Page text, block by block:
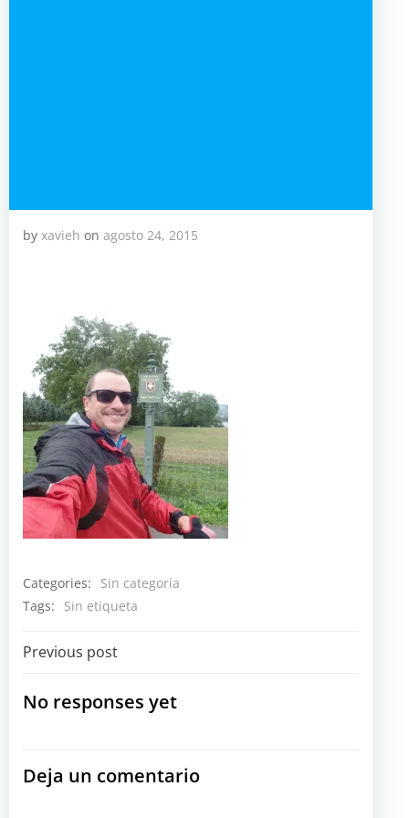
by xavieh on agosto 24, 2015
Categories:
Sin categoría
Tags:
Sin etiqueta
Navegación
por
entradas
Previous post
No responses yet
Deja un comentario